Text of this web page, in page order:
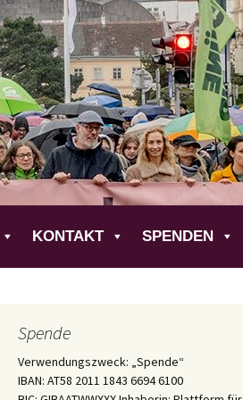
KONTAKT SPENDEN
Spende
Verwendungszweck: „Spende“
IBAN: AT58 2011 1843 6694 6100